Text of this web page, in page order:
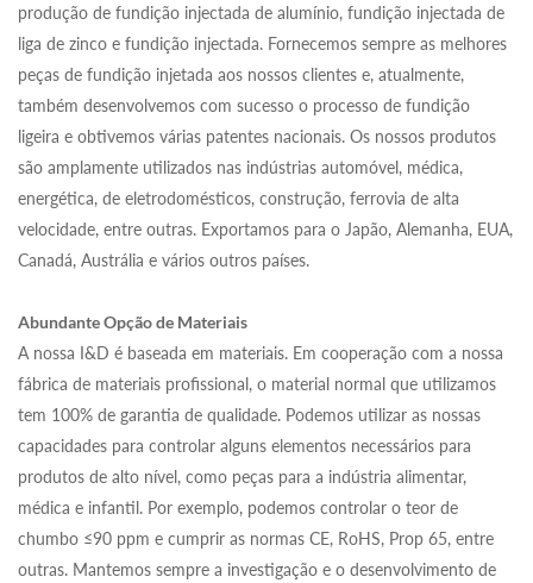
produção de fundição injectada de alumínio, fundição injectada de
liga de zinco e fundição injectada. Fornecemos sempre as melhores
peças de fundição injetada aos nossos clientes e, atualmente,
também desenvolvemos com sucesso o processo de fundição
ligeira e obtivemos várias patentes nacionais. Os nossos produtos
são amplamente utilizados nas indústrias automóvel, médica,
energética, de eletrodomésticos, construção, ferrovia de alta
velocidade, entre outras. Exportamos para o Japão, Alemanha, EUA,
Canadá, Austrália e vários outros países.
Abundante Opção de Materiais
A nossa I&D é baseada em materiais. Em cooperação com a nossa
fábrica de materiais profissional, o material normal que utilizamos
tem 100% de garantia de qualidade. Podemos utilizar as nossas
capacidades para controlar alguns elementos necessários para
produtos de alto nível, como peças para a indústria alimentar,
médica e infantil. Por exemplo, podemos controlar o teor de
chumbo ≤90 ppm e cumprir as normas CE, RoHS, Prop 65, entre
outras. Mantemos sempre a investigação e o desenvolvimento de